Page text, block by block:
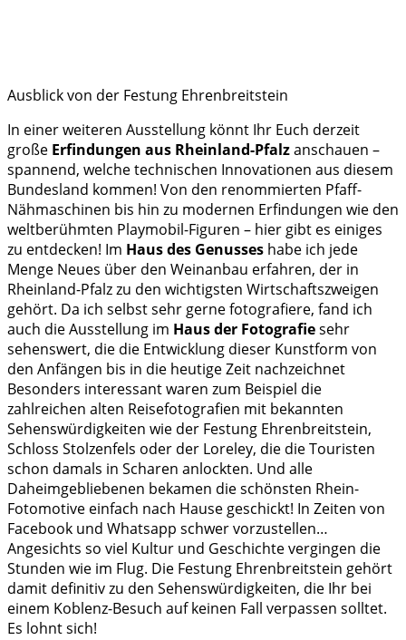
Ausblick von der Festung Ehrenbreitstein
In einer weiteren Ausstellung könnt Ihr Euch derzeit
große Erfindungen aus Rheinland-Pfalzanschauen –
spannend, welche technischen Innovationen aus diesem
Bundesland kommen! Von den renommierten Pfaff-
Nähmaschinen bis hin zu modernen Erfindungen wie den
weltberühmten Playmobil-Figuren – hier gibt es einiges
zu entdecken! Im Haus des Genusses habe ich jede
Menge Neues über den Weinanbau erfahren, der in
Rheinland-Pfalz zu den wichtigsten Wirtschaftszweigen
gehört. Da ich selbst sehr gerne fotografiere, fand ich
auch die Ausstellung im Haus der Fotografiesehr
sehenswert, die die Entwicklung dieser Kunstform von
den Anfängen bis in die heutige Zeit nachzeichnet
Besonders interessant waren zum Beispiel die
zahlreichen alten Reisefotografien mit bekannten
Sehenswürdigkeiten wie der Festung Ehrenbreitstein,
Schloss Stolzenfels oder der Loreley, die die Touristen
schon damals in Scharen anlockten. Und alle
Daheimgebliebenen bekamen die schönsten Rhein-
Fotomotive einfach nach Hause geschickt! In Zeiten von
Facebook und Whatsapp schwer vorzustellen…
Angesichts so viel Kultur und Geschichte vergingen die
Stunden wie im Flug. Die Festung Ehrenbreitstein gehört
damit definitiv zu den Sehenswürdigkeiten, die Ihr bei
einem Koblenz-Besuch auf keinen Fall verpassen solltet.
Es lohnt sich!